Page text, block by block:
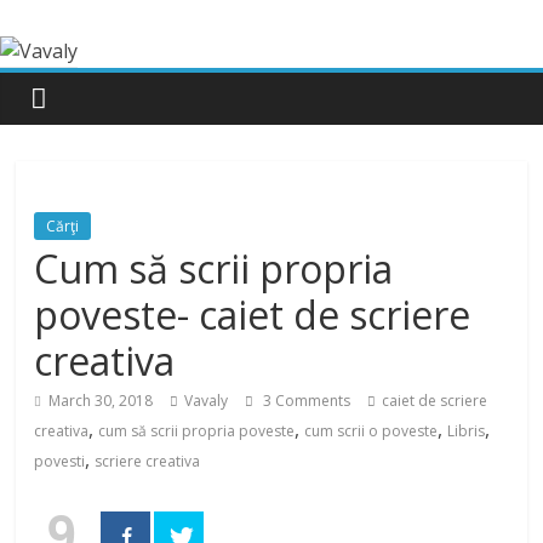
Cărţi
Cum să scrii propria
poveste- caiet de scriere
creativa
March 30, 2018 Vavaly 3 Comments
caiet de scriere
creativa, cum să scrii propria poveste, cum scrii o poveste, Libris,
povesti, scriere creativa